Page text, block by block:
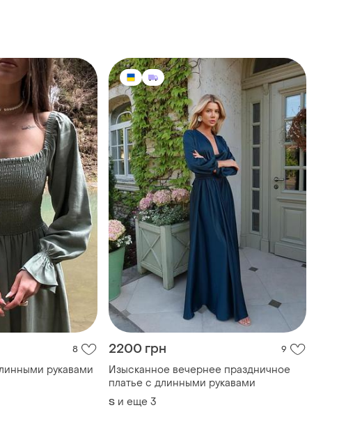
8
рукавами
2200 грн 9
Изысканное вечернее праздничное
платье с длинными рукавами
S и еще 3